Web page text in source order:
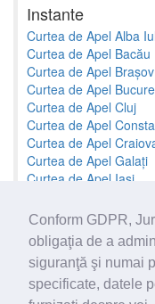
Conform GDPR,
obligaţia de a
siguranţă şi numai
specificate, datele
Instante
Curtea de Apel Alba
Curtea de Apel Bacău
Curtea de Apel Brașov
Curtea de Apel
Curtea de Apel Cluj
Curtea de Apel
Curtea de Apel
Curtea de Apel Galați
Curtea de Apel Iași
Toate instantele